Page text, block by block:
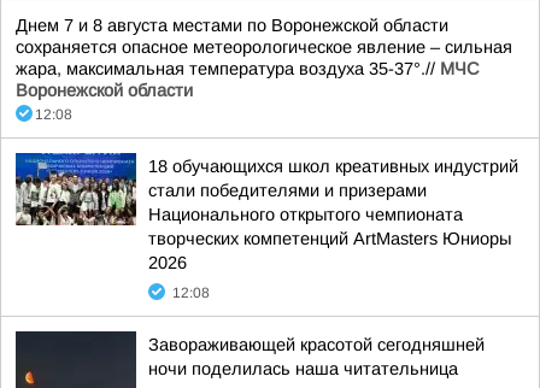
Днем 7 и 8 августа местами по Воронежской области
сохраняется опасное метеорологическое явление – сильная
жара, максимальная температура воздуха 35-37°.// МЧС
Воронежской области
12:08
18 обучающихся школ креативных индустрий
стали победителями и призерами
Национального открытого чемпионата
творческих компетенций ArtMasters Юниоры
2026
12:08
Завораживающей красотой сегодняшней
ночи поделилась наша читательница